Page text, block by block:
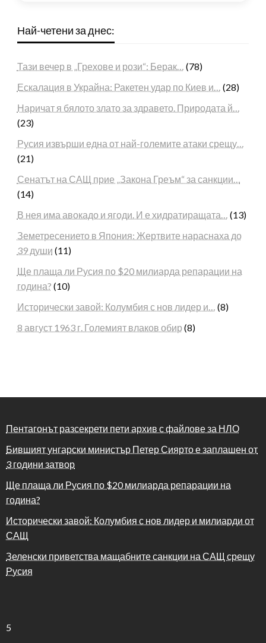
Най-четени за днес:
Тази вечер в „Грехове и рози“: Берак… (78)
Ескалация в Украйна: Ракетен удар по Киев и… (28)
Наричат я бялото злато за здравето. Природата й…
(23)
Русия извърши една от най-големите атаки срещу…
(21)
Сенатът на САЩ прие „Закона Греъм“ за санкции…
(14)
В нея има авокадо и ягоди. И е хидратиращата… (13)
Земетресението в Япония: Жертвите нараснаха до
39 души (11)
Ще плаща ли Русия по $20 милиарда репарации на
година? (10)
Исторически завой: Колумбия с нов лидер и… (8)
8 август 1963 г. Големият влаков обир (8)
Пентагонът разсекрети пети архив с файлове за НЛО
Бившият унгарски министър Петер Сиярто е заплашен от
3 години затвор
Ще плаща ли Русия по $20 милиарда репарации на
година?
Исторически завой: Колумбия с нов лидер и милиарди от
САЩ
Зеленски приветства мащабните санкции на САЩ срещу
Русия
5